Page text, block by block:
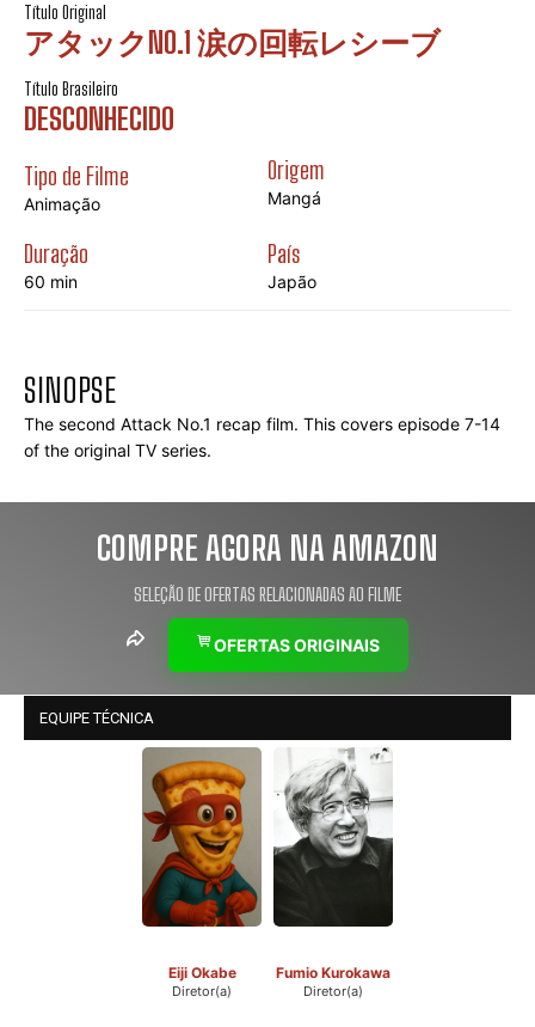
Título Original
アタックNO.1 涙の回転レシーブ
Título Brasileiro
DESCONHECIDO
Tipo de Filme
Animação
Origem
Mangá
Duração
60 min
País
Japão
SINOPSE
The second Attack No.1 recap film. This covers episode 7-14
of the original TV series.
COMPRE AGORA NA AMAZON
SELEÇÃO DE OFERTAS RELACIONADAS AO FILME
OFERTAS ORIGINAIS
EQUIPE TÉCNICA
Eiji Okabe
Diretor(a)
Fumio Kurokawa
Diretor(a)